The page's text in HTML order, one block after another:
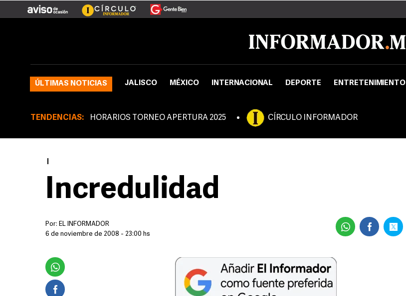
ÚLTIMAS NOTICIAS JALISCO MÉXICO INTERNACIONAL DEPORTE ENTRETENIMIENTO
TENDENCIAS: HORARIOS TORNEO APERTURA 2025 CÍRCULO INFORMADOR
Incredulidad
Por: EL INFORMADOR
6 de noviembre de 2008 - 23:00 hs